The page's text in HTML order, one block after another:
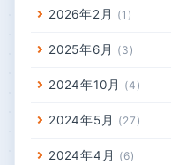
2026年2月 1
2025年6月 3
2024年10月 4
2024年5月 27
2024年4月 6